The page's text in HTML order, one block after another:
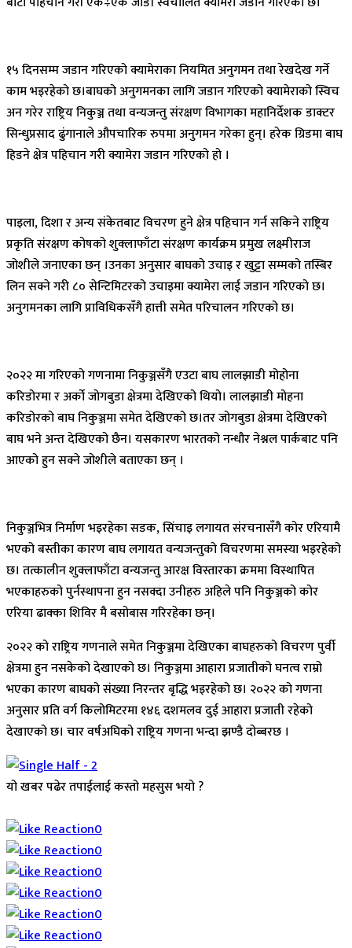
१५ दिनसम्म जडान गरिएको क्यामेराका नियमित अनुगमन तथा रेखदेख गर्ने
काम भइरहेको छ।बाघको अनुगमनका लागि जडान गरिएको क्यामेराको स्विच
अन गरेर राष्ट्रिय निकुञ्ज तथा वन्यजन्तु संरक्षण विभागका महानिर्देशक डाक्टर
सिन्धुप्रसाद ढुंगानाले औपचारिक रुपमा अनुगमन गरेका हुन्। हरेक ग्रिडमा बाघ
हिडने क्षेत्र पहिचान गरी क्यामेरा जडान गरिएको हो ।
पाइला, दिशा र अन्य संकेतबाट विचरण हुने क्षेत्र पहिचान गर्न सकिने राष्ट्रिय
प्रकृति संरक्षण कोषको शुक्लाफाँटा संरक्षण कार्यक्रम प्रमुख लक्ष्मीराज
जोशीले जनाएका छन् ।उनका अनुसार बाघको उचाइ र खुट्टा सम्मको तस्बिर
लिन सक्ने गरी ८० सेन्टिमिटरको उचाइमा क्यामेरा लाई जडान गरिएको छ।
अनुगमनका लागि प्राविधिकसँगै हात्ती समेत परिचालन गरिएको छ।
२०२२ मा गरिएको गणनामा निकुञ्जसँगै एउटा बाघ लालझाडी मोहोना
करिडोरमा र अर्को जोगबुडा क्षेत्रमा देखिएको थियो। लालझाडी मोहना
करिडोरको बाघ निकुञ्जमा समेत देखिएको छ।तर जोगबुडा क्षेत्रमा देखिएको
बाघ भने अन्त देखिएको छैन। यसकारण भारतको नन्धौर नेश्नल पार्कबाट पनि
आएको हुन सक्ने जोशीले बताएका छन् ।
निकुञ्जभित्र निर्माण भइरहेका सडक, सिंचाइ लगायत संरचनासँगै कोर एरियामै
भएको बस्तीका कारण बाघ लगायत वन्यजन्तुको विचरणमा समस्या भइरहेको
छ। तत्कालीन शुक्लाफाँटा वन्यजन्तु आरक्ष विस्तारका क्रममा विस्थापित
भएकाहरुको पुर्नस्थापना हुन नसक्दा उनीहरु अहिले पनि निकुञ्जको कोर
एरिया ढाक्का शिविर मै बसोबास गरिरहेका छन्।
२०२२ को राष्ट्रिय गणनाले समेत निकुञ्जमा देखिएका बाघहरुको विचरण पुर्वी
क्षेत्रमा हुन नसकेको देखाएको छ। निकुञ्जमा आहारा प्रजातीको घनत्व राम्रो
भएका कारण बाघको संख्या निरन्तर बृद्धि भइरहेको छ। २०२२ को गणना
अनुसार प्रति वर्ग किलोमिटरमा १४६ दशमलव दुई आहारा प्रजाती रहेको
देखाएको छ। चार वर्षअघिको राष्ट्रिय गणना भन्दा झण्डै दोब्बरछ ।
यो खबर पढेर तपाईलाई कस्तो महसुस भयो ?
0
0
0
0
0
0